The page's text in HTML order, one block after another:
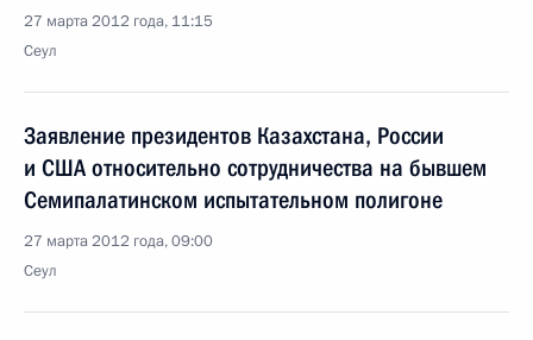
27 марта 2012 года, 11:15
Сеул
Заявление президентов Казахстана, России
и США относительно сотрудничества на бывшем
Семипалатинском испытательном полигоне
27 марта 2012 года, 09:00
Сеул